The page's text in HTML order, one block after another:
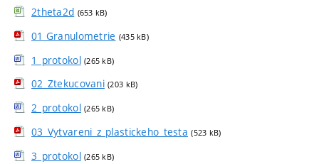
2theta2d (653 kB)
01 Granulometrie (435 kB)
1_protokol (265 kB)
02_Ztekucovani (203 kB)
2_protokol (265 kB)
03_Vytvareni_z_plastickeho_testa (523 kB)
3_protokol (265 kB)